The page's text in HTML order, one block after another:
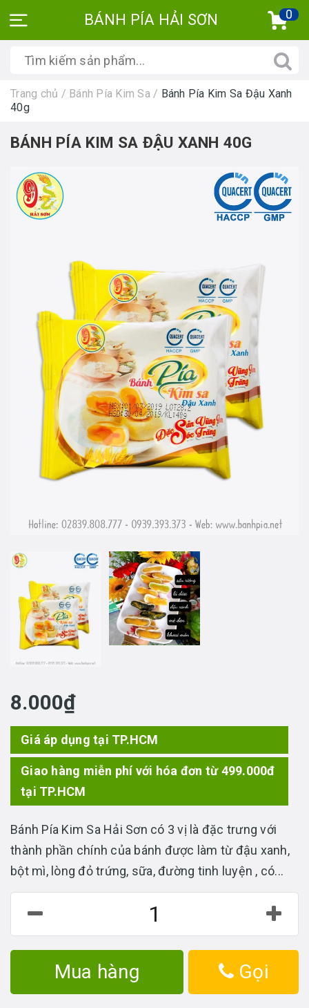
BÁNH PÍA HẢI SƠN 0
Trang chủ / Bánh Pía Kim Sa / Bánh Pía Kim Sa Đậu Xanh
40g
BÁNH PÍA KIM SA ĐẬU XANH 40G
8.000₫
Giá áp dụng tại TP.HCM
Giao hàng miễn phí với hóa đơn từ 499.000đ
tại TP.HCM
Bánh Pía Kim Sa Hải Sơn có 3 vị là đặc trưng với
thành phần chính của bánh được làm từ đậu xanh,
bột mì, lòng đỏ trứng, sữa, đường tinh luyện , có...
Mua hàng Gọi